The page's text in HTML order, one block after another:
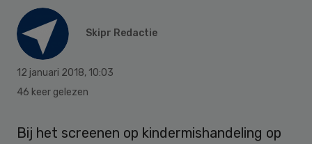
Skipr Redactie
12 januari 2018, 10:03
46 keer gelezen
Bij het screenen op kindermishandeling op